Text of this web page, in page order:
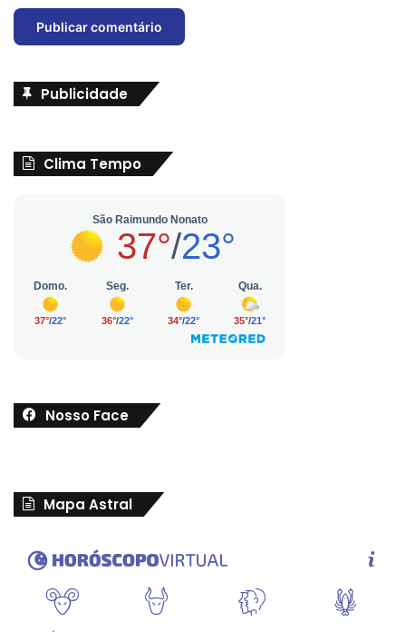
Publicidade
Clima Tempo
Nosso Face
Mapa Astral